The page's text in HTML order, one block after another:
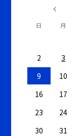
日 月
2
3
9
10
16
17
23
24
30
31